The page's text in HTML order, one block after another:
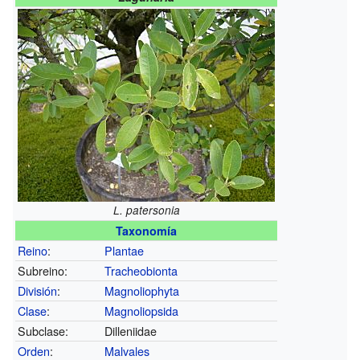
L. patersonia
Taxonomía
Reino:
Plantae
Subreino:
Tracheobionta
División:
Magnoliophyta
Clase:
Magnoliopsida
Subclase:
Dilleniidae
Orden: Malvales